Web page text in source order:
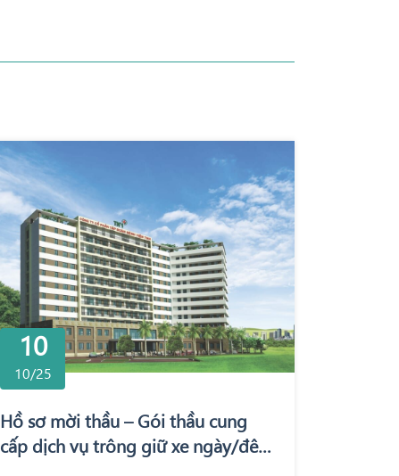
10
10/25
Hồ sơ mời thầu – Gói thầu cung
cấp dịch vụ trông giữ xe ngày/đêm